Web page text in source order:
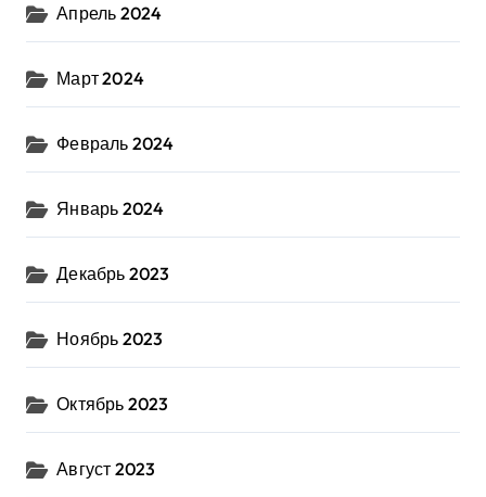
Апрель 2024
Март 2024
Февраль 2024
Январь 2024
Декабрь 2023
Ноябрь 2023
Октябрь 2023
Август 2023